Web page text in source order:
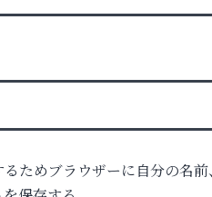
ためブラウザーに自分の名前